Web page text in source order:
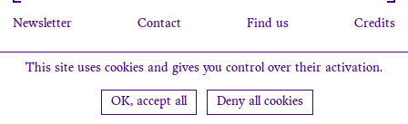
Newsletter Contact Find us Credits
This site uses cookies and gives you control over their activation.
OK, accept all Deny all cookies